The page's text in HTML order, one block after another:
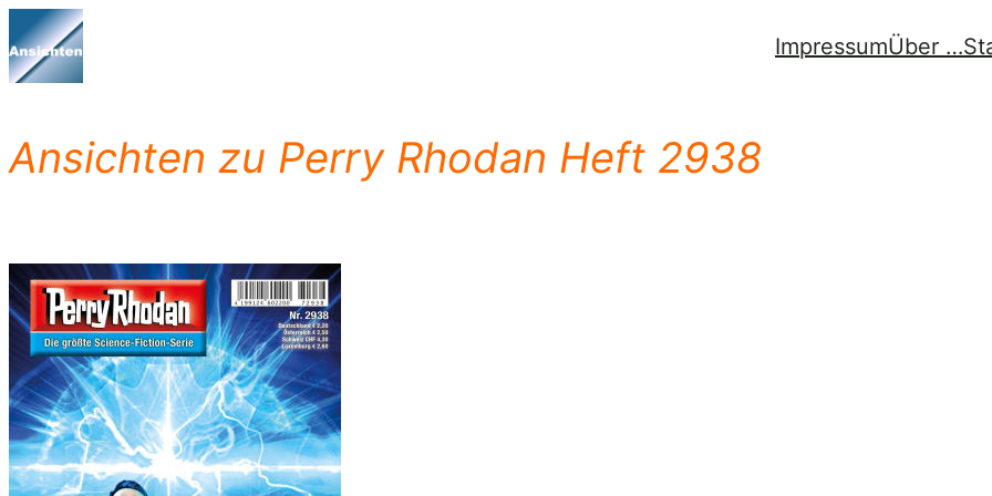
Zum
Inhalt
springen
ImpressumÜber …
Ansichten zu Perry Rhodan Heft 2938